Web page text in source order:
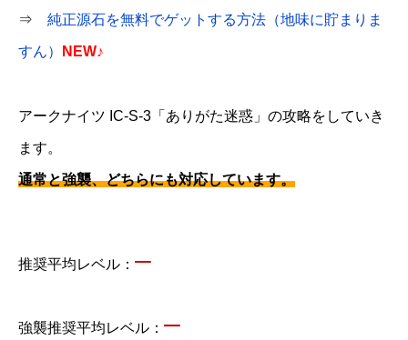
⇒ 純正源石を無料でゲットする方法（地味に貯まりま
すん） NEW♪
アークナイツ IC-S-3「ありがた迷惑」の攻略をしていき
ます。
通常と強襲、どちらにも対応しています。
推奨平均レベル： –
強襲推奨平均レベル： –